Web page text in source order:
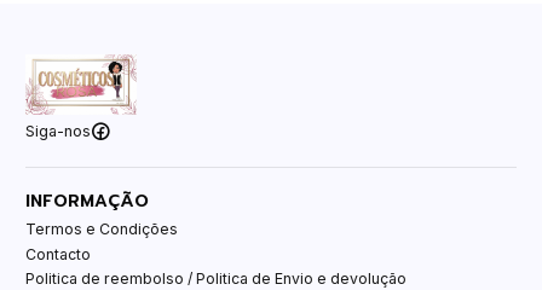
Siga-nos
INFORMAÇÃO
Termos e Condições
Contacto
Politica de reembolso / Politica de Envio e devolução